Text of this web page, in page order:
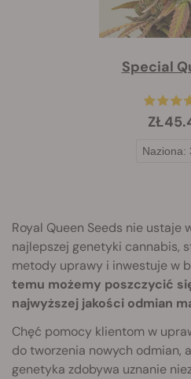
Special
Royal Queen Seeds nie ustaje
najlepszej genetyki cannabis,
metody uprawy i inwestuje w
temu możemy poszczycić
najwyższej jakości odmian
Chęć pomocy klientom w
do tworzenia nowych odmian,
genetyka zdobywa uznanie